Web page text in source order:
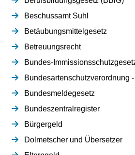
Beschussamt Suhl
Betäubungsmittelgesetz
Betreuungsrecht
Bundes-
Bundesartenschutzverordnung
Bundesmeldegesetz
Bundeszentralregister
Bürgergeld
Dolmetscher und Übersetzer